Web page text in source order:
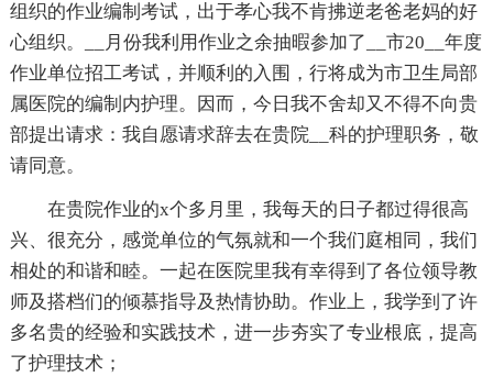
组织的作业编制考试，出于孝心我不肯拂逆老爸老妈的好
心组织。__月份我利用作业之余抽暇参加了__市20__年度
作业单位招工考试，并顺利的入围，行将成为市卫生局部
属医院的编制内护理。因而，今日我不舍却又不得不向贵
部提出请求：我自愿请求辞去在贵院__科的护理职务，敬
请同意。
在贵院作业的x个多月里，我每天的日子都过得很高
兴、很充分，感觉单位的气氛就和一个我们庭相同，我们
相处的和谐和睦。一起在医院里我有幸得到了各位领导教
师及搭档们的倾慕指导及热情协助。作业上，我学到了许
多名贵的经验和实践技术，进一步夯实了专业根底，提高
了护理技术；